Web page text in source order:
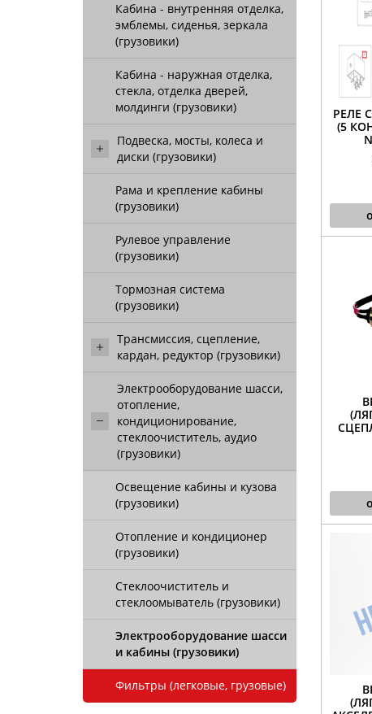
Кабина - внутренняя отделка,
эмблемы, сиденья, зеркала
(грузовики)
Кабина - наружная отделка,
стекла, отделка дверей,
молдинги (грузовики)
Подвеска, мосты, колеса и
диски (грузовики)
Рама и крепление кабины
(грузовики)
Рулевое управление
(грузовики)
Тормозная система
(грузовики)
Трансмиссия, сцепление,
кардан, редуктор (грузовики)
Электрооборудование шасси,
отопление,
кондиционирование,
стеклоочиститель, аудио
(грузовики)
Освещение кабины и кузова
(грузовики)
Отопление и кондиционер
(грузовики)
Стеклоочиститель и
стеклоомыватель (грузовики)
Электрооборудование шасси
и кабины (грузовики)
Фильтры (легковые, грузовые)
РЕЛЕ
(5